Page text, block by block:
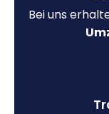
Bei uns